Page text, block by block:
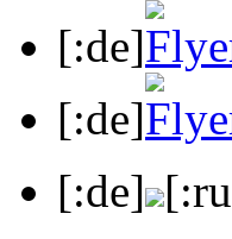
[:de]
[:de]
[:de]